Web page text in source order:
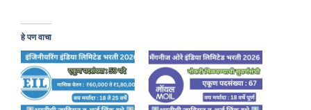
हे पण वाचा